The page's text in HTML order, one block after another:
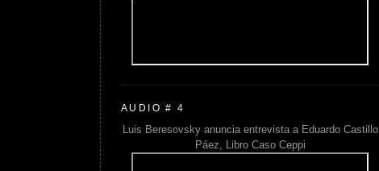
AUDIO # 4
Luis Beresovsky anuncia entrevista a Eduardo Castillo
Páez, Libro Caso Ceppi